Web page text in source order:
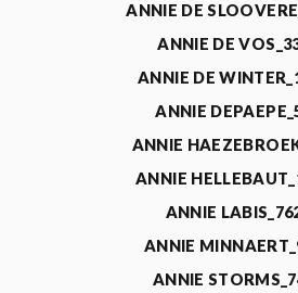
ANNIE DE
ANNIE DE
ANNIE DE
ANNIE
ANNIE
ANNIE
ANNIE
ANNIE
ANNIE